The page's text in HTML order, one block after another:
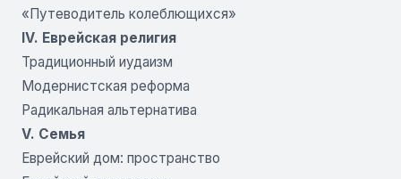
«Путеводитель колеблющихся»
IV. Еврейская религия
Традиционный иудаизм
Модернистская реформа
Радикальная альтернатива
V. Семья
Еврейский дом: пространство